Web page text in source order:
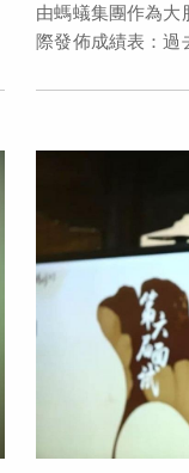
由螞蟻集團作為大
際發佈成績表：